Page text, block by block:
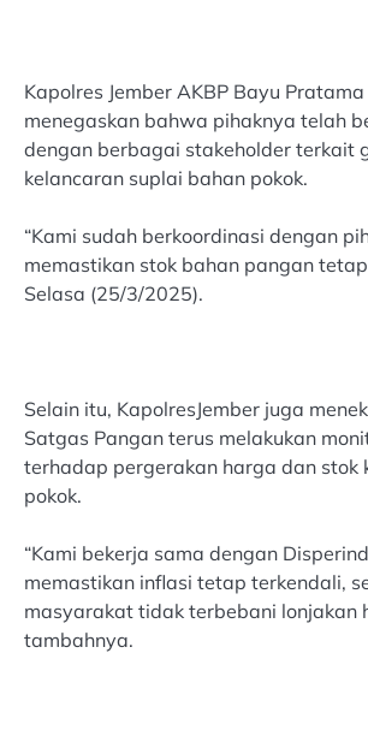
Kapolres Jember AKBP Bayu
menegaskan bahwa pihaknya telah
dengan berbagai stakeholder terkait
kelancaran suplai bahan pokok.
“Kami sudah berkoordinasi dengan
memastikan stok bahan pangan
Selasa (25/3/2025).
Selain itu, KapolresJember juga
Satgas Pangan terus melakukan
terhadap pergerakan harga dan stok
pokok.
“Kami bekerja sama dengan
memastikan inflasi tetap terkendali,
masyarakat tidak terbebani lonjakan
tambahnya.